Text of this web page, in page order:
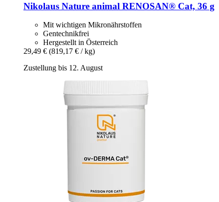
Nikolaus Nature animal RENOSAN® Cat, 36 g
Mit wichtigen Mikronährstoffen
Gentechnikfrei
Hergestellt in Österreich
29,49 € (819,17 € / kg)
Zustellung bis 12. August